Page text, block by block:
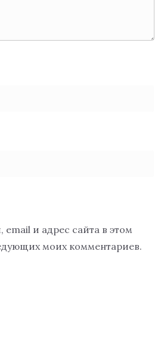
и адрес сайта в этом
моих комментариев.